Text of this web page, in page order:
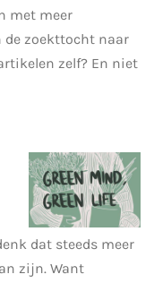
met meer
zoekttocht naar
zelf? En niet
dat steeds meer
zijn. Want